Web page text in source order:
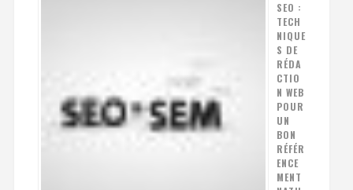
SEO :
TECH
NIQUE
S DE
RÉDA
CTIO
N WEB
POUR
UN
BON
RÉFÉR
ENCE
MENT